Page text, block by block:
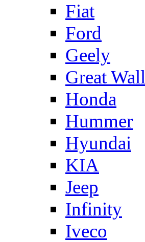
Fiat
Ford
Geely
Great Wall
Honda
Hummer
Hyundai
KIA
Jeep
Infinity
Iveco